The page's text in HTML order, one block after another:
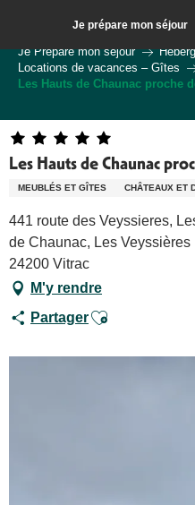
contenu
principal
Je prépare mon séjour
Bienvenue à Sarlat, Capitale du
Je Prépare mon séjour
Locations de vacances – Gîtes
Les Hauts de Chaunac proche
Les Hauts de Chaunac
MEUBLÉS ET GÎTES CHÂTEAUX ET
441 route des Veyssieres,
de Chaunac, Les
24200 Vitrac
M'y rendre
PartagerAjouter aux